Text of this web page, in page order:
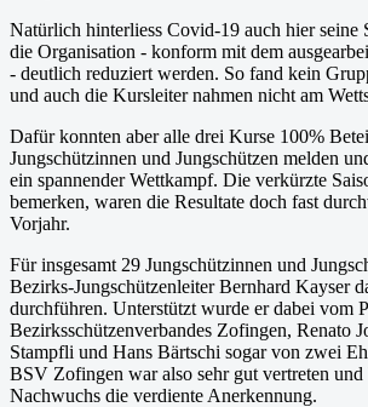
Natürlich hinterliess Covid-19 auch hier seine
die Organisation - konform mit dem
- deutlich reduziert werden. So fand kein
und auch die Kursleiter nahmen nicht am
Dafür konnten aber alle drei Kurse 100%
Jungschützinnen und Jungschützen melden
ein spannender Wettkampf. Die verkürzte
bemerken, waren die Resultate doch fast
Vorjahr.
Für insgesamt 29 Jungschützinnen und
Bezirks-Jungschützenleiter Bernhard Kayser
durchführen. Unterstützt wurde er dabei vom
Bezirksschützenverbandes Zofingen, Renato
Stampfli und Hans Bärtschi sogar von zwei
BSV Zofingen war also sehr gut vertreten und
Nachwuchs die verdiente Anerkennung.